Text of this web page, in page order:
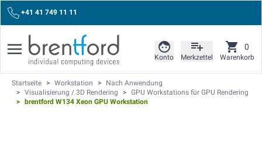
+41 41 749 11 11
Konto Merkzettel Warenkorb
0
Startseite > Workstation >
Nach Anwendung
> Visualisierung / 3D Rendering > GPU Workstations für GPU Rendering
>
brentford W134 Xeon GPU Workstation